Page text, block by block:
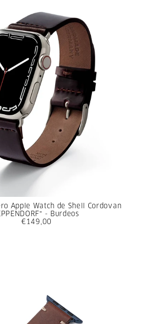
Apple Watch de Shell Cordovan
- Burdeos
€149,00